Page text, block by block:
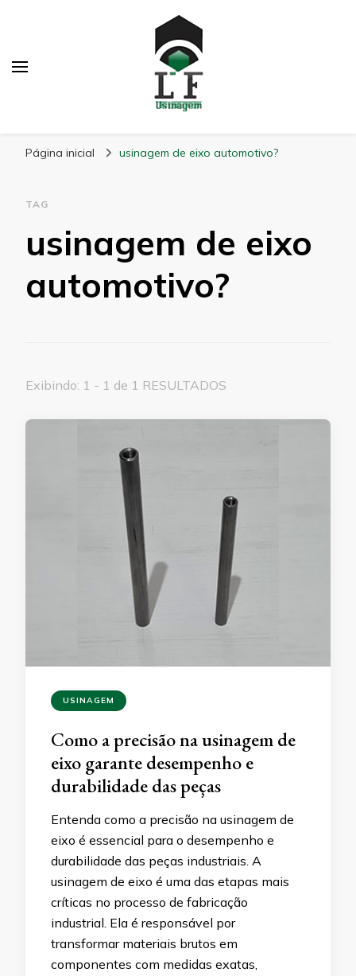
Página inicial usinagem de eixo automotivo?
TAG
usinagem de eixo
automotivo?
Exibindo: 1 - 1 de 1 RESULTADOS
USINAGEM
Como a precisão na usinagem de
eixo garante desempenho e
durabilidade das peças
Entenda como a precisão na usinagem de
eixo é essencial para o desempenho e
durabilidade das peças industriais. A
usinagem de eixo é uma das etapas mais
críticas no processo de fabricação
industrial. Ela é responsável por
transformar materiais brutos em
componentes com medidas exatas,